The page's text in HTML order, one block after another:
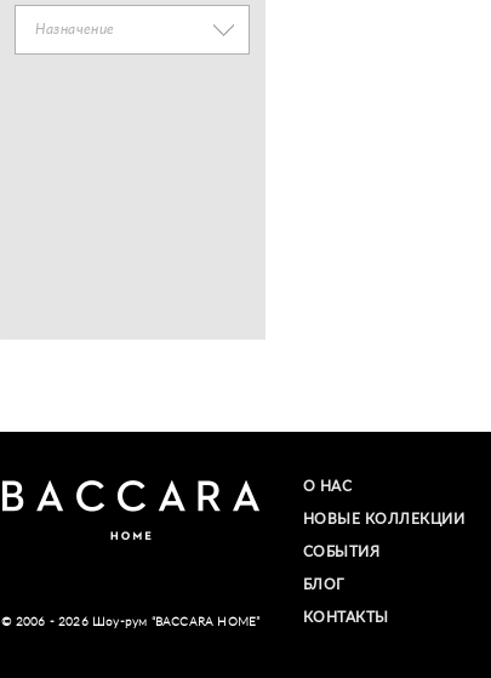
Назначение
© 2006 - 2026 Шоу-рум “BACCARA HOME”
О НАС
НОВЫЕ КОЛЛЕКЦИИ
СОБЫТИЯ
БЛОГ
КОНТАКТЫ